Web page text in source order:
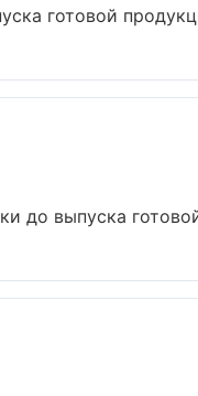
готовой
до выпуска